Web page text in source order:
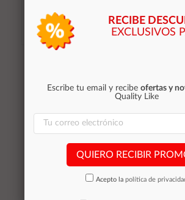
RECIBE
EXCLUSIVOS
Escribe tu email y recibe ofertas y
Quality Like
QUIERO RECIBIR
Acepto la política de